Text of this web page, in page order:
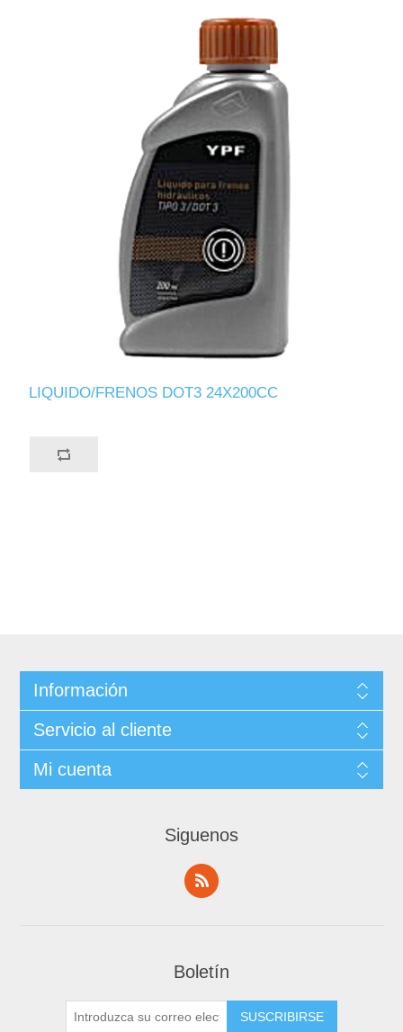
LIQUIDO/FRENOS DOT3 24X200CC
Información
Servicio al cliente
Mi cuenta
Siguenos
Boletín